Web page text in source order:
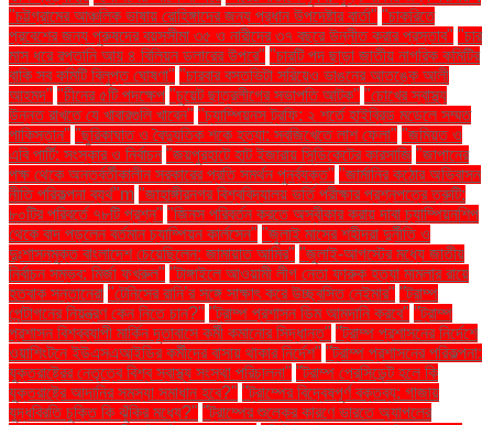
"চট্টগ্রামের আঞ্চলিক ভাষায় রোহিঙ্গাদের জন্য প্রধান উপদেষ্টার বার্তা" "চাকরিতে
প্রবেশের জন্য পুরুষদের বয়সসীমা ৩৫ ও নারীদের ৩৭ বছরে উন্নীত করার প্রস্তাব" "চার
মাস ধরে রপ্তানি আয় ৪ বিলিয়ন ডলারের উপরে" "চারটি পদ ছাড়া জাতীয় নাগরিক কমিটির
বাকি সব কমিটি বিলুপ্ত ঘোষণা" "চারবার বসতভিটা সরিয়েও ভাঙনের আতঙ্কে আলী
আহমদ" "চীনের ৫টি পদক্ষেপ "চুয়েট ছাত্রলীগের সভাপতি আটক" "চোখের স্বাস্থ্য
উন্নত রাখতে যে খাবারগুলি খাবেন" "চ্যাম্পিয়নস ট্রফি: ২ শর্তে হাইব্রিড মডেলে সম্মত
পাকিস্তান" "ছুরিকাঘাত ও বৈদ্যুতিক শকে হত্যা: সবজিখেতে লাশ ফেলা" "জমিয়ত ও
এবি পার্টি: সংস্কার ও নির্বাচন "জয়পুরহাটে হাট ইজারায় সিন্ডিকেটের কারসাজি "জাপানের
পক্ষ থেকে অন্তর্বর্তীকালীন সরকারের প্রতি সমর্থন পুনর্ব্যক্ত" "জার্মানির কঠোর অভিবাসন
নীতি পরিকল্পনা ব্যর্থ"m "জাহাঙ্গীরনগর বিশ্ববিদ্যালয় ভর্তি পরীক্ষার প্রশ্নপত্রে ত্রুটি:
৮০টির পরিবর্তে ৭৮টি প্রশ্ন" "জিনস পরিবর্তন করতে অস্বীকার করায় দাবা চ্যাম্পিয়নশিপ
থেকে বাদ পড়লেন বর্তমান চ্যাম্পিয়ন কার্লসেন" "জুলাই মাসের শহীদরা দুর্নীতি ও
দুঃশাসনমুক্ত বাংলাদেশ চেয়েছিলেন: জামায়াত আমির" "জুলাই-আগস্টের মধ্যে জাতীয়
নির্বাচন সম্ভব: মির্জা ফখরুল" "টাঙ্গাইলে আওয়ামী লীগ নেতা ফারুক হত্যা মামলার রায়ে
হতবাক সন্তানেরা "টেনিসের রানি’র সঙ্গে সাক্ষাৎ করে উচ্ছ্বসিত নেইমার" "ট্রাম্প
পেন্টাগনের নিয়ন্ত্রণ কেন নিতে চান?" "ট্রাম্প প্রশাসন ডিম আমদানি করবে" "ট্রাম্প
প্রশাসন বিশ্বব্যাপী মার্কিন দূতাবাসে কর্মী কমানোর সিদ্ধান্ত" "ট্রাম্প প্রশাসনের নির্দেশে
ওয়াশিংটনে ইউএসএআইডির কর্মীদের বাসায় থাকার নির্দেশ" "ট্রাম্প প্রশাসনের পরিকল্পনা:
যুক্তরাষ্ট্রের নেতৃত্বে বিশ্ব স্বাস্থ্য সংস্থা পরিচালনা" "ট্রাম্প প্রেসিডেন্ট হলে কি
যুক্তরাষ্ট্রে আদানির সমস্যা সমাধান হবে?" "ট্রাম্পের বিদ্বেষপূর্ণ বক্তব্য: গাজায়
যুদ্ধবিরতি চুক্তি কি ঝুঁকির মধ্যে?" "ট্রাম্পের শুল্কের কারণে ভারতে অ্যাপলের